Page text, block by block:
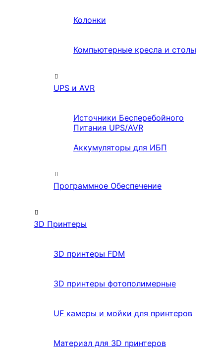
Колонки
Компьютерные кресла и столы
UPS и AVR
Источники Бесперебойного
Питания UPS/AVR
Аккумуляторы для ИБП
Программное Обеспечение
3D Принтеры
3D принтеры FDM
3D принтеры фотополимерные
UF камеры и мойки для принтеров
Материал для 3D принтеров